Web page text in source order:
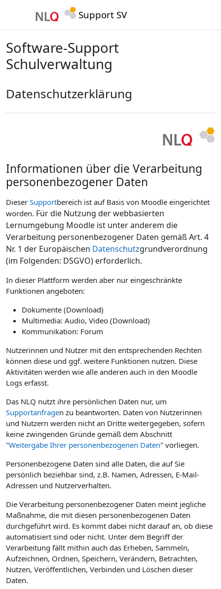
Support SV
Software-Support
Schulverwaltung
Datenschutzerklärung
Informationen über die Verarbeitung
personenbezogener Daten
Dieser Supportbereich ist auf Basis von Moodle eingerichtet
worden. Für die Nutzung der webbasierten
Lernumgebung Moodle ist unter anderem die
Verarbeitung personenbezogener Daten gemäß Art. 4
Nr. 1 der Europäischen Datenschutzgrundverordnung
(im Folgenden: DSGVO) erforderlich.
In dieser Plattform werden aber nur eingeschränkte
Funktionen angeboten:
Dokumente (Download)
Multimedia: Audio, Video (Download)
Kommunikation: Forum
Nutzerinnen und Nutzer mit den entsprechenden Rechten
können diese und ggf. weitere Funktionen nutzen. Diese
Aktivitäten werden wie alle anderen auch in den Moodle
Logs erfasst.
Das NLQ nutzt ihre persönlichen Daten nur, um
Supportanfragen zu beantworten. Daten von Nutzerinnen
und Nutzern werden nicht an Dritte weitergegeben, sofern
keine zwingenden Gründe gemäß dem Abschnitt
"Weitergabe Ihrer personenbezogenen Daten" vorliegen.
Personenbezogene Daten sind alle Daten, die auf Sie
persönlich beziehbar sind, z.B. Namen, Adressen, E-Mail-
Adressen und Nutzerverhalten.
Die Verarbeitung personenbezogener Daten meint jegliche
Maßnahme, die mit diesen personenbezogenen Daten
durchgeführt wird. Es kommt dabei nicht darauf an, ob diese
automatisiert sind oder nicht. Unter dem Begriff der
Verarbeitung fällt mithin auch das Erheben, Sammeln,
Aufzeichnen, Ordnen, Speichern, Verändern, Betrachten,
Nutzen, Veröffentlichen, Verbinden und Löschen dieser
Daten.